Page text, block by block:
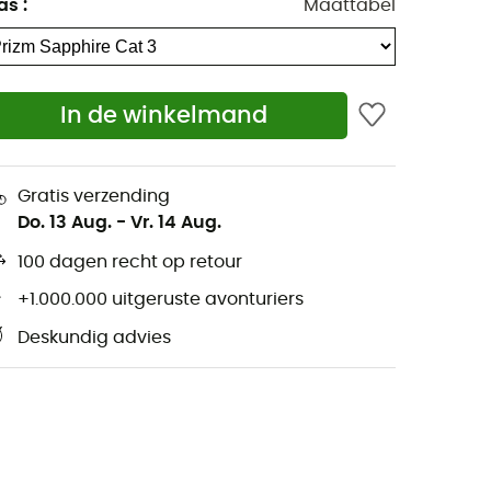
: Maattabel
In de winkelmand
Gratis verzending
Do. 13 Aug. - Vr. 14 Aug.
100 dagen recht op retour
+1.000.000 uitgeruste avonturiers
Deskundig advies